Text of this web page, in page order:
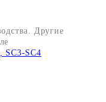
Другие
SC3-SC4